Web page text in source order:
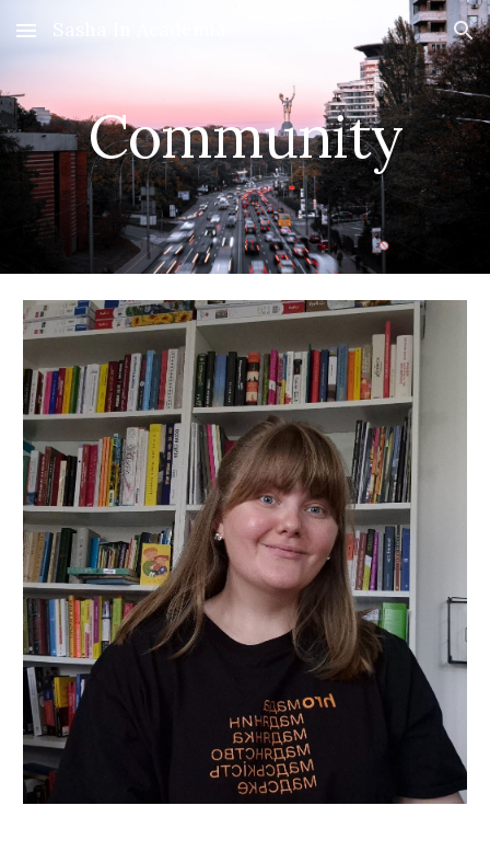
Skip to main content Skip to navigation
Community